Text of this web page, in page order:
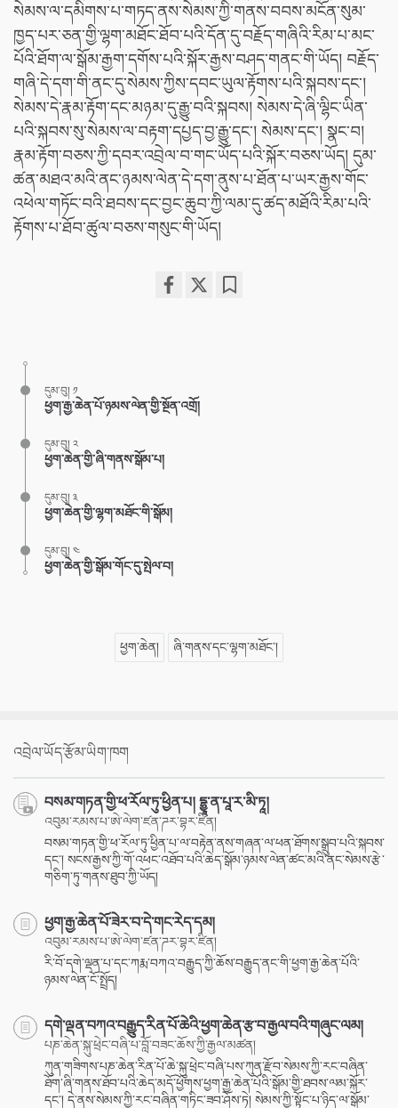
སེམས་ལ་དམིགས་པ་གཏད་ནས་སེམས་ཀྱི་གནས་བབས་མངོན་སུམ་
ཁྱད་པར་ཅན་གྱི་ལྷག་མཐོང་ཐོབ་པའི་དོན་དུ་བརྗོད་གཞིའི་རིམ་པ་མང་
པོའི་ཐོག་ལ་སྒོམ་རྒྱག་དགོས་པའི་སྐོར་རྒྱས་བཤད་གནང་གི་ཡོད། བརྗོད་
གཞི་དེ་དག་གི་ནང་དུ་སེམས་ཀྱིས་དབང་ཡུལ་རྟོགས་པའི་སྐབས་དང་།
སེམས་དེ་རྣམ་རྟོག་དང་མཉམ་དུ་རྒྱུ་བའི་སྐབས། སེམས་དེ་ཞི་ལྷིང་ཡིན་
པའི་སྐབས་སུ་སེམས་ལ་བརྟག་དཔྱད་བྱ་རྒྱུ་དང་། སེམས་དང་། སྣང་བ།
རྣམ་རྟོག་བཅས་ཀྱི་དབར་འབྲེལ་བ་གང་ཡོད་པའི་སྐོར་བཅས་ཡོད། དུམ་
ཚན་མཐའ་མའི་ནང་ཉམས་ལེན་དེ་དག་ནུས་པ་ཐོན་པ་ཡར་རྒྱས་གོང་
འཕེལ་གཏོང་བའི་ཐབས་དང་བྱང་ཆུབ་ཀྱི་ལམ་དུ་ཚད་མཐོའི་རིམ་པའི་
རྟོགས་པ་ཐོབ་ཚུལ་བཅས་གསུང་གི་ཡོད།
དུམ་བུ། ༡
ཕྱག་རྒྱ་ཆེན་པོ་ཉམས་ལེན་གྱི་སྔོན་འགྲོ།
དུམ་བུ། ༢
ཕྱག་ཆེན་གྱི་ཞི་གནས་སྒོམ་པ།
དུམ་བུ། ༣
ཕྱག་ཆེན་གྱི་ལྷག་མཐོང་གི་སྒོམ།
དུམ་བུ། ༤
ཕྱག་ཆེན་གྱི་སྒོམ་གོང་དུ་སྤེལ་བ།
ཕྱག་ཆེན། ཞི་གནས་དང་ལྷག་མཐོང་།
འབྲེལ་ཡོད་རྩོམ་ཡིག་ཁག
བསམ་གཏན་གྱི་ཕ་རོལ་ཏུ་ཕྱིན་པ། དྷྱཱ་ན་པཱ་ར་མི་ཏཱ།
འབུམ་རམས་པ་ཨེ་ལེག་ཛན་ཌར་བྷར་ཛིན།
བསམ་གཏན་གྱི་ཕ་རོལ་ཏུ་ཕྱིན་པ་ལ་བརྟེན་ནས་གཞན་ལ་ཕན་ཐོགས་སྒྲུབ་པའི་སྐབས་
དང་། སངས་རྒྱས་ཀྱི་གོ་འཕང་འཐོབ་པའི་ཆེད་སྒོམ་ཉམས་ལེན་ཚང་མའི་ནང་སེམས་རྩེ་
གཅིག་ཏུ་གནས་ཐུབ་ཀྱི་ཡོད།
ཕྱག་རྒྱ་ཆེན་པོ་ཟེར་བ་དེ་གང་རེད་དམ།
འབུམ་རམས་པ་ཨེ་ལེག་ཛན་ཌར་བྷར་ཛིན།
རི་བོ་དགེ་ལྡན་པ་དང་ཀརྨ་བཀའ་བརྒྱུད་ཀྱི་ཆོས་བརྒྱུད་ནང་གི་ཕྱག་རྒྱ་ཆེན་པོའི་
ཉམས་ལེན་ངོ་སྤྲོད།
དགེ་ལྡན་བཀའ་བརྒྱུད་རིན་པོ་ཆེའི་ཕྱག་ཆེན་རྩ་བ་རྒྱལ་བའི་གཞུང་ལམ།
པཎ་ཆེན་སྐུ་ཕྲེང་བཞི་པ་བློ་བཟང་ཆོས་ཀྱི་རྒྱལ་མཚན།
ཀུན་གཟིགས་པཎ་ཆེན་རིན་པོ་ཆེ་སྐུ་ཕྲེང་བཞི་པས་ཀུན་རྫོབ་སེམས་ཀྱི་རང་བཞིན་
ཐོག་ཞི་གནས་ཐོབ་པའི་ཆེད་མདོ་ཕྱོགས་ཕྱག་རྒྱ་ཆེན་པོའི་སྒོམ་གྱི་ཐབས་ལམ་སྐོར་
དང་། དེ་ནས་སེམས་ཀྱི་རང་བཞིན་གཏིང་ཟབ་ཤོས་ཏེ། སེམས་ཀྱི་སྟོང་པ་ཉིད་ལ་སྒོམ་